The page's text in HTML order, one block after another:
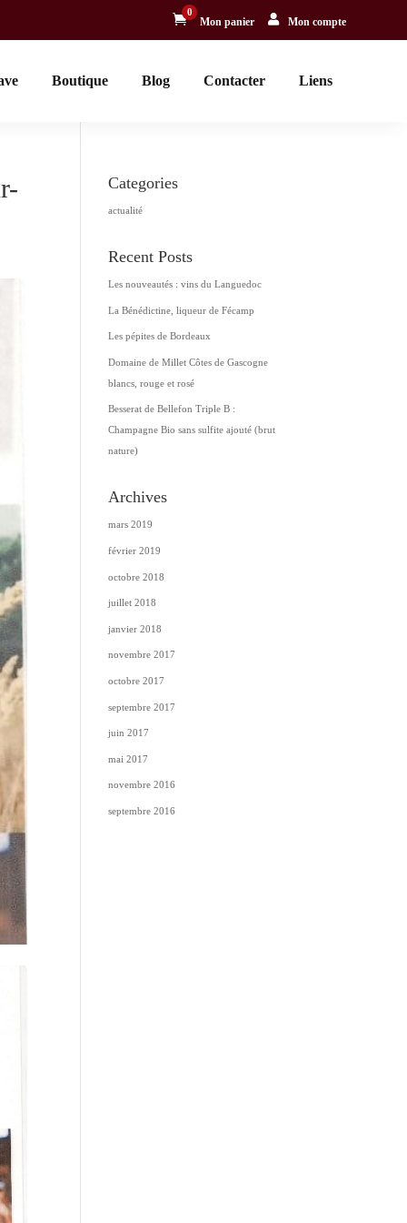

0
Mon panier  Mon compte
Boutique Blog Contacter Liens
Categories
actualité
Recent Posts
Les nouveautés : vins du Languedoc
La Bénédictine, liqueur de Fécamp
Les pépites de Bordeaux
Domaine de Millet Côtes de Gascogne
blancs, rouge et rosé
Besserat de Bellefon Triple B :
Champagne Bio sans sulfite ajouté (brut
nature)
Archives
mars 2019
février 2019
octobre 2018
juillet 2018
janvier 2018
novembre 2017
octobre 2017
septembre 2017
juin 2017
mai 2017
novembre 2016
septembre 2016